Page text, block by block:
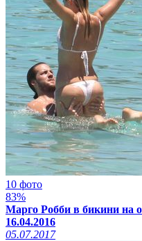
10 фото
83%
Марго Робби в бикини на
16.04.2016
05.07.2017